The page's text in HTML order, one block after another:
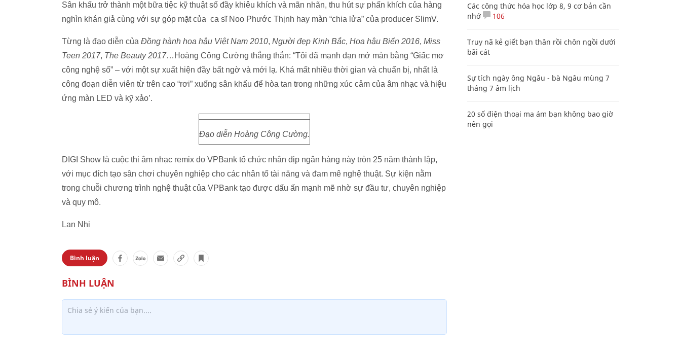
Sân khấu trở thành một bữa tiệc kỹ thuật số đầy khiêu khích và mãn nhãn, thu hút sự phấn khích của hàng
nghìn khán giả cùng với sự góp mặt của ca sĩ Noo Phước Thịnh hay màn “chia lửa” của producer SlimV.
Từng là đạo diễn của Đồng hành hoa hậu Việt Nam 2010, Người đẹp Kinh Bắc, Hoa hậu Biển 2016, Miss
Teen 2017, The Beauty 2017…Hoàng Công Cường thẳng thắn: “Tôi đã mạnh dạn mở màn bằng “Giấc mơ
công nghệ số” – với một sự xuất hiện đầy bất ngờ và mới lạ. Khá mất nhiều thời gian và chuẩn bị, nhất là
công đoạn diễn viên từ trên cao “rơi” xuống sân khấu để hòa tan trong những xúc cảm của âm nhạc và hiệu
ứng màn LED và kỹ xảo’.
Đạo diễn Hoàng Công Cường.
DIGI Show là cuộc thi âm nhạc remix do VPBank tổ chức nhân dịp ngân hàng này tròn 25 năm thành lập,
với mục đích tạo sân chơi chuyên nghiệp cho các nhân tố tài năng và đam mê nghệ thuật. Sự kiện nằm
trong chuỗi chương trình nghệ thuật của VPBank tạo được dấu ấn mạnh mẽ nhờ sự đầu tư, chuyên nghiệp
và quy mô.
Lan Nhi
Bình luận
Các công thức hóa học lớp 8, 9 cơ bản cần
nhớ
106
Truy nã kẻ giết bạn thân rồi chôn ngồi dưới
bãi cát
Sự tích ngày ông Ngâu - bà Ngâu mùng 7
tháng 7 âm lịch
20 số điện thoại ma ám bạn không bao giờ
nên gọi